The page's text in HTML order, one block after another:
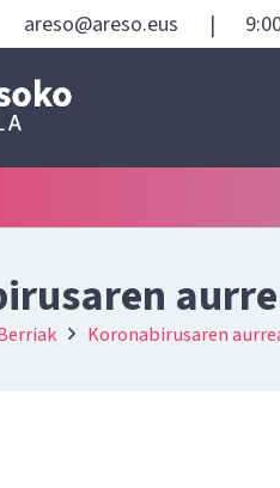
areso@areso.eus |
Koronabirusaren